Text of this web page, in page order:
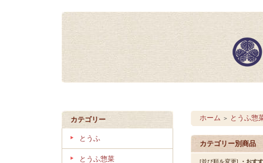
カテゴリー
とうふ
とうふ惣菜
ホーム ＞ とうふ惣
カテゴリー別商品
[並び順を変更] ・おす